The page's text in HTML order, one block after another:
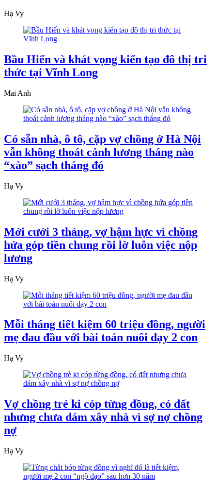
Hạ Vy
Bầu Hiển và khát vọng kiến tạo đô thị tri
thức tại Vĩnh Long
Mai Anh
Có sẵn nhà, ô tô, cặp vợ chồng ở Hà Nội
vẫn không thoát cảnh lương tháng nào
“xào” sạch tháng đó
Hạ Vy
Mới cưới 3 tháng, vợ hậm hực vì chồng
hứa góp tiền chung rồi lờ luôn việc nộp
lương
Hạ Vy
Mỗi tháng tiết kiệm 60 triệu đồng, người
mẹ đau đầu với bài toán nuôi dạy 2 con
Hạ Vy
Vợ chồng trẻ ki cóp từng đồng, có đất
nhưng chưa dám xây nhà vì sợ nợ chồng
nợ
Hạ Vy